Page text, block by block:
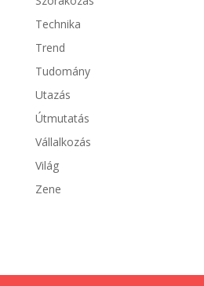
Technika
Trend
Tudomány
Utazás
Útmutatás
Vállalkozás
Világ
Zene